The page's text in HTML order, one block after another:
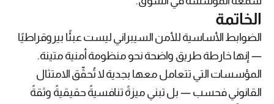
الخاتمة
الضوابط الأساسية للأمن السيبراني ليست عبئًا بيروقراطيًا
— إنها خارطة طريق واضحة نحو منظومة أمنية متينة.
المؤسسات التي تتعامل معها بجدية لا تُحقِّق الامتثال
القانوني فحسب — بل تبني ميزةً تنافسيةً حقيقيةً وثقةً